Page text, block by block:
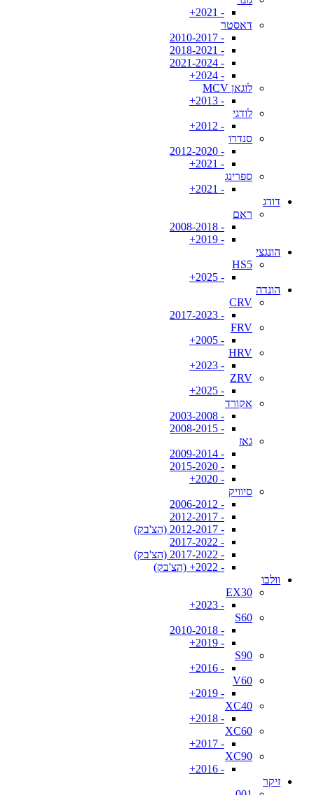
- 2021+
דאסטר
- 2010-2017
- 2018-2021
- 2021-2024
- 2024+
לוגאן MCV
- 2013+
לודגי
- 2012+
סנדרו
- 2012-2020
- 2021+
ספרינג
- 2021+
דודג
ראם
- 2008-2018
- 2019+
הונגצי
HS5
- 2025+
הונדה
CRV
- 2017-2023
FRV
- 2005+
HRV
- 2023+
ZRV
- 2025+
אקורד
- 2003-2008
- 2008-2015
גאז
- 2009-2014
- 2015-2020
- 2020+
סיוויק
- 2006-2012
- 2012-2017
- 2012-2017 (הצ'בק)
- 2017-2022
- 2017-2022 (הצ'בק)
- 2022+ (הצ'בק)
וולבו
EX30
- 2023+
S60
- 2010-2018
- 2019+
S90
- 2016+
V60
- 2019+
XC40
- 2018+
XC60
- 2017+
XC90
- 2016+
זיקר